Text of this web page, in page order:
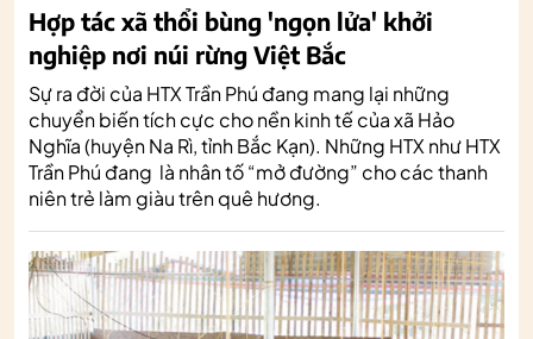
Hợp tác xã thổi bùng 'ngọn lửa' khởi
nghiệp nơi núi rừng Việt Bắc
Sự ra đời của HTX Trần Phú đang mang lại những
chuyển biến tích cực cho nền kinh tế của xã Hảo
Nghĩa (huyện Na Rì, tỉnh Bắc Kạn). Những HTX như HTX
Trần Phú đang là nhân tố “mở đường” cho các thanh
niên trẻ làm giàu trên quê hương.